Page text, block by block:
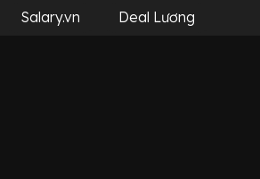
Salary.vn Deal Lương